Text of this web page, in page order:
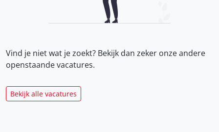
Vind je niet wat je zoekt? Bekijk dan zeker onzeandere
openstaande vacatures.
Bekijk alle vacatures